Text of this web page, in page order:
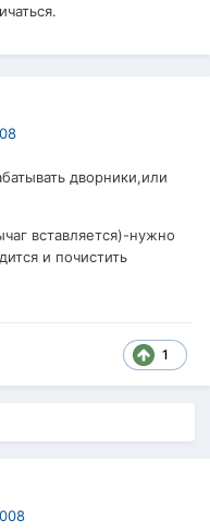
дворники,или
вставляется)-нужно
и почистить
1